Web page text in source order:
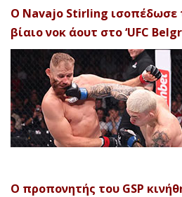
Ο Navajo Stirling ισοπέδωσε
βίαιο νοκ άουτ στο ‘UFC
Ο προπονητής του GSP